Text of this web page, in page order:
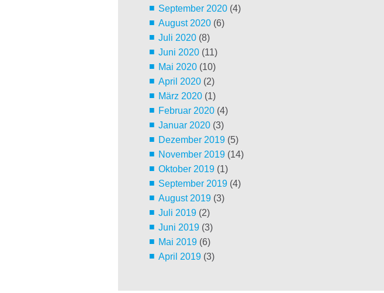
September 2020(4)
August 2020(6)
Juli 2020(8)
Juni 2020(11)
Mai 2020(10)
April 2020(2)
März 2020(1)
Februar 2020(4)
Januar 2020(3)
Dezember 2019(5)
November 2019(14)
Oktober 2019(1)
September 2019(4)
August 2019(3)
Juli 2019(2)
Juni 2019(3)
Mai 2019(6)
April 2019(3)